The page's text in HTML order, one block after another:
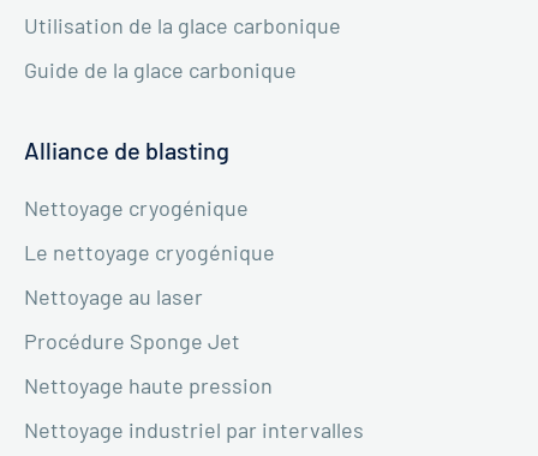
Utilisation de la glace carbonique
Guide de la glace carbonique
Alliance de blasting
Nettoyage cryogénique
Le nettoyage cryogénique
Nettoyage au laser
Procédure Sponge Jet
Nettoyage haute pression
Nettoyage industriel par intervalles